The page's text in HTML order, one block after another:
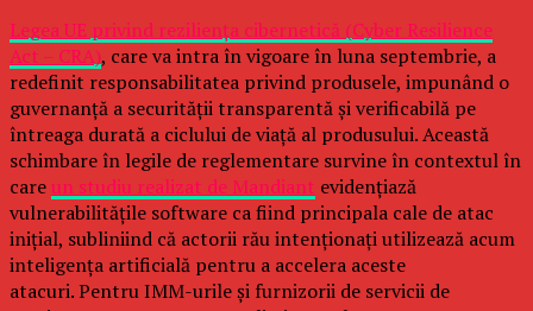
Legea UE privind reziliența cibernetică (Cyber Resilience
Act – CRA), care va intra în vigoare în luna septembrie, a
redefinit responsabilitatea privind produsele, impunând o
guvernanță a securității transparentă și verificabilă pe
întreaga durată a ciclului de viață al produsului. Această
schimbare în legile de reglementare survine în contextul în
careun studiu realizat de Mandiant evidențiază
vulnerabilitățile software ca fiind principala cale de atac
inițial, subliniind că actorii rău intenționați utilizează acum
inteligența artificială pentru a accelera aceste
atacuri. Pentru IMM-urile și furnizorii de servicii de